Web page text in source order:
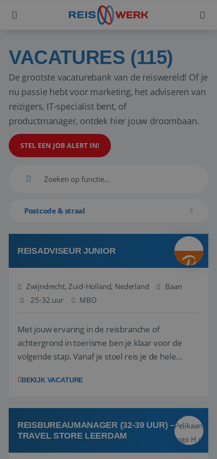
VACATURES (115)
De grootste vacaturebank van de reiswereld! Of je
nu passie hebt voor marketing, het adviseren van
reizigers, IT-specialist bent, of
productmanager, ontdek hier jouw droombaan.
STEL EEN JOB ALERT IN!
Postcode & straal
REISADVISEUR JUNIOR
Zwijndrecht, Zuid-Holland, Nederland
Baan
25-32 uur
MBO
Met jouw ervaring in de reisbranche of
achtergrond in toerisme ben je klaar voor de
volgende stap. Vanaf je stoel reis je de hele
wensen van je team, je klant en wat er in de
klanten te overtuigen om die droomreis te
boeken! ...
BEKIJK VACATURE
REISBUREAUMANAGER (32-39 UUR) –
TRAVEL STORE LEERDAM